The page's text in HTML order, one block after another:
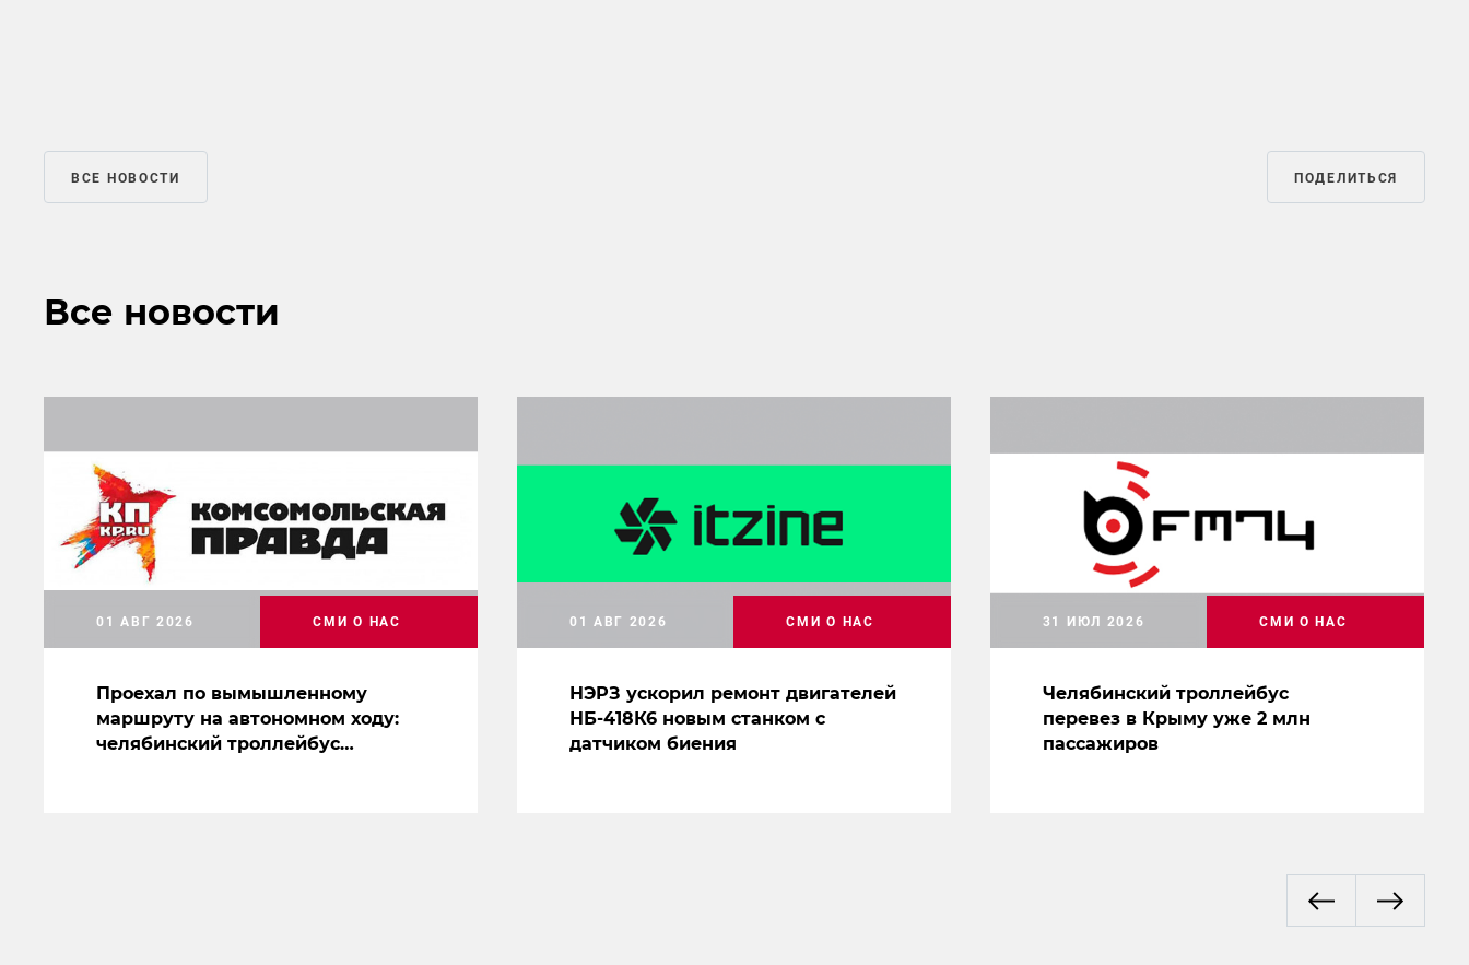
ВСЕ НОВОСТИ ПОДЕЛИТЬСЯ
Все новости
Проехал по вымышленному
маршруту на автономном ходу:
челябинский троллейбус
01 АВГ 2026 СМИ О НАС
НЭРЗ ускорил ремонт двигателей
НБ-418К6 новым станком с
датчиком биения
01 АВГ 2026 СМИ О НАС
Челябинский троллейбус
перевез в Крыму уже 2 млн
пассажиров
31 ИЮЛ 2026 СМИ О НАС